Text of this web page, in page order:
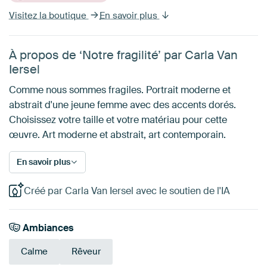
Visitez la boutique En savoir plus
À propos de ‘Notre fragilité’ par Carla Van
Iersel
Comme nous sommes fragiles. Portrait moderne et
abstrait d'une jeune femme avec des accents dorés.
Choisissez votre taille et votre matériau pour cette
œuvre. Art moderne et abstrait, art contemporain.
En savoir plus
Créé par Carla Van Iersel avec le soutien de l'IA
Ambiances
Calme Rêveur